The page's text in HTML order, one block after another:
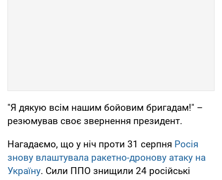
"Я дякую всім нашим бойовим бригадам!" –
резюмував своє звернення президент.
Нагадаємо, що у ніч проти 31 серпня Росія
знову влаштувала ракетно-дронову атаку на
Україну. Сили ППО знищили 24 російські